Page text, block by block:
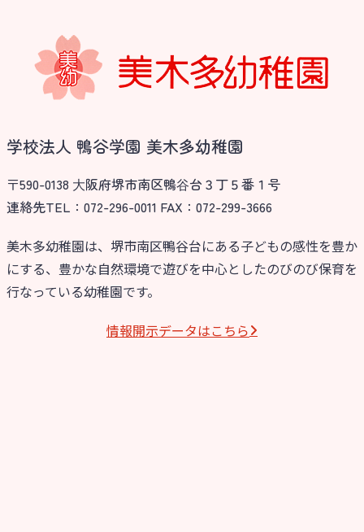
学校法人 鴨谷学園 美木多幼稚園
〒590-0138 ⼤阪府堺市南区鴨⾕台３丁５番１号
連絡先TEL：072-296-0011 FAX：072-299-3666
美木多幼稚園は、堺市南区鴨谷台にある子どもの感性を豊か
にする、豊かな自然環境で遊びを中心としたのびのび保育を
行なっている幼稚園です。
情報開⽰データはこちら
お知らせ
今日の幼稚園
園児募集要項
教職員募集
園のこと